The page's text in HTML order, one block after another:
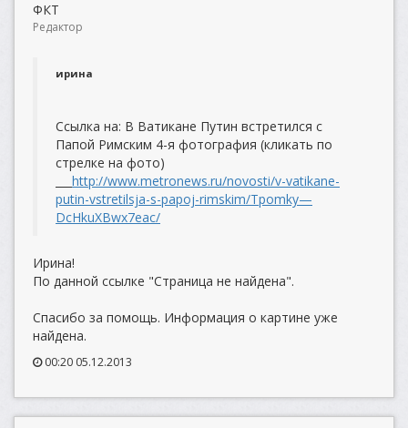
ФКТ
Редактор
ирина
Ссылка на: В Ватикане Путин встретился с
Папой Римским 4-я фотография (кликать по
стрелке на фото)
http://www.metronews.ru/novosti/v-vatikane-
putin-vstretilsja-s-papoj-rimskim/Tpomky—
DcHkuXBwx7eac/
Ирина!
По данной ссылке "Страница не найдена".
Спасибо за помощь. Информация о картине уже
найдена.
00:20 05.12.2013